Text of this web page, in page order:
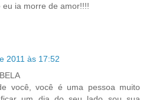
ia morre de amor!!!!
2011 às 17:52
você, você é uma pessoa muito